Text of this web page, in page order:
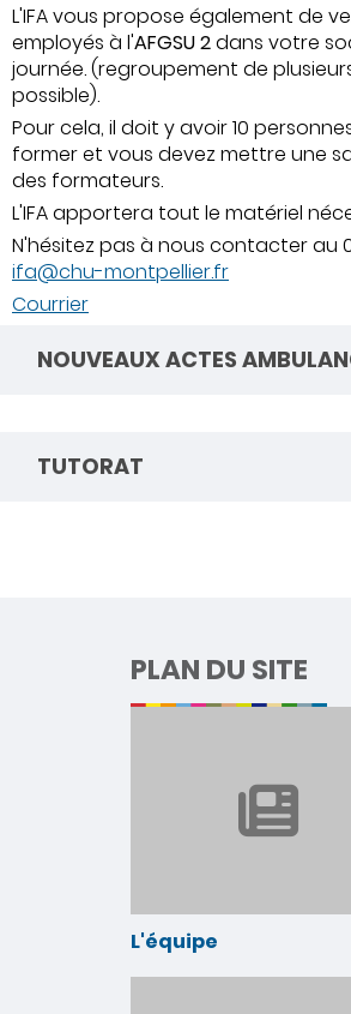
L'IFA vous propose également de
employés à l'AFGSU 2dans votre
journée. (regroupement de
possible).
Pour cela, il doit y avoir 10
former et vous devez mettre une
des formateurs.
L'IFA apportera tout le matériel
N'hésitez pas à nous contacter au
ifa@chu-montpellier.fr
Courrier
NOUVEAUX ACTES
TUTORAT
PLAN DU SITE
L'équipe